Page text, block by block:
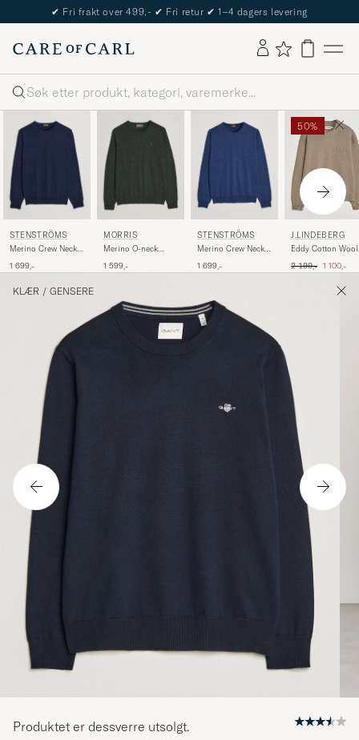
✔ Fri frakt over 499,- ✔ Fri retur ✔ 1–4 dagers levering
Søk
STENSTRÖMS
Merino Crew Neck
1 699,-
MORRIS
Merino O-neck
1 599,-
STENSTRÖMS
Merino Crew Neck
1 699,-
50%
J.LINDEBERG
Eddy Cotton Wool
Ordinær pris
2 199,- Nedsatt
1 100,-
KLÆR / GENSERE
Produktet er dessverre utsolgt.